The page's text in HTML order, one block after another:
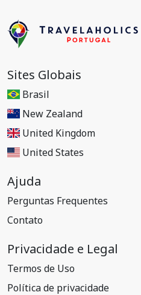
Sites Globais
Brasil
New Zealand
United Kingdom
United States
Ajuda
Perguntas Frequentes
Contato
Privacidade e Legal
Termos de Uso
Política de privacidade